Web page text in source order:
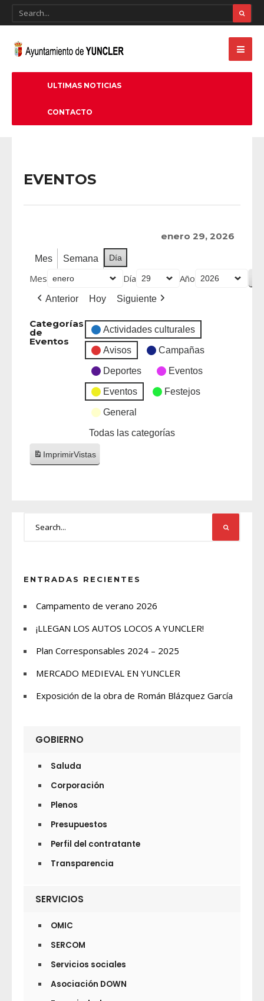
ULTIMAS NOTICIAS
CONTACTO
EVENTOS
enero 29, 2026
Mes Semana Día
Mes Día Año
Anterior Hoy Siguiente
Categorías
de
Eventos
Actividades culturales
Avisos Campañas
Deportes Eventos
Eventos Festejos
General
Todas las categorías
ImprimirVistas
ENTRADAS RECIENTES
Campamento de verano 2026
¡LLEGAN LOS AUTOS LOCOS A YUNCLER!
Plan Corresponsables 2024 – 2025
MERCADO MEDIEVAL EN YUNCLER
Exposición de la obra de Román Blázquez García
GOBIERNO
Saluda
Corporación
Plenos
Presupuestos
Perfil del contratante
Transparencia
SERVICIOS
OMIC
SERCOM
Servicios sociales
Asociación DOWN